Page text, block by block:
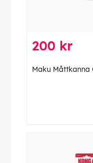
200 kr
Maku Måttkanna